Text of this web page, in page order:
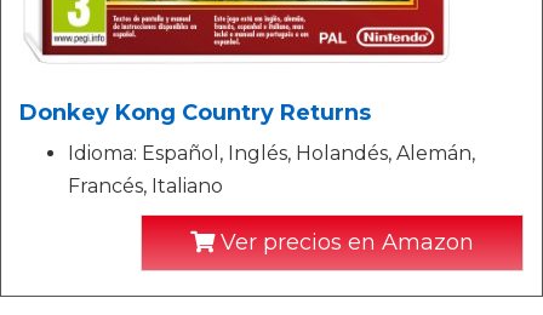
Donkey Kong Country Returns
Idioma: Español, Inglés, Holandés, Alemán,
Francés, Italiano
Ver precios en Amazon